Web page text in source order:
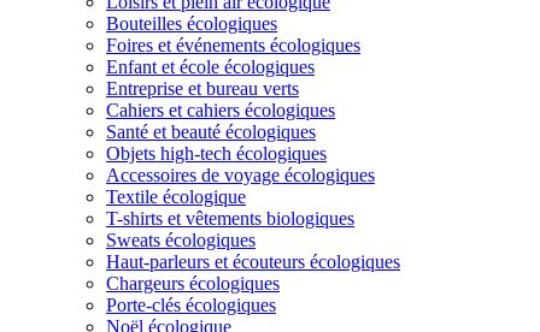
Bouteilles écologiques
Foires et événements écologiques
Enfant et école écologiques
Entreprise et bureau verts
Cahiers et cahiers écologiques
Santé et beauté écologiques
Objets high-tech écologiques
Accessoires de voyage écologiques
Textile écologique
T-shirts et vêtements biologiques
Sweats écologiques
Haut-parleurs et écouteurs écologiques
Chargeurs écologiques
Porte-clés écologiques
Noël écologique